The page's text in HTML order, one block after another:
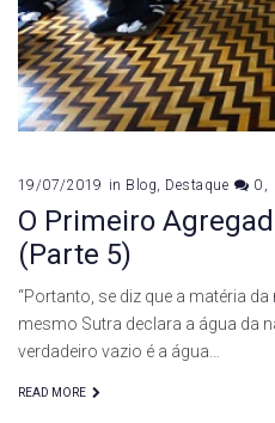
19/07/2019 in Blog, Destaque 0
O Primeiro
(Parte 5)
“Portanto, se diz que a matéria
mesmo Sutra declara a água da
verdadeiro vazio é a água…
READ MORE